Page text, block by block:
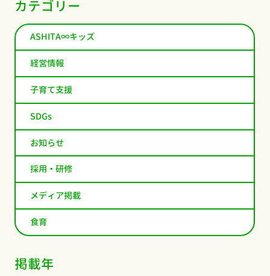
カテゴリー
ASHITA∞キッズ
経営情報
子育て支援
SDGs
お知らせ
採用・研修
メディア掲載
食育
掲載年